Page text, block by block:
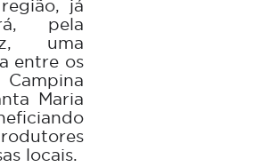
já
pela
uma
entre os
Maria
locais.